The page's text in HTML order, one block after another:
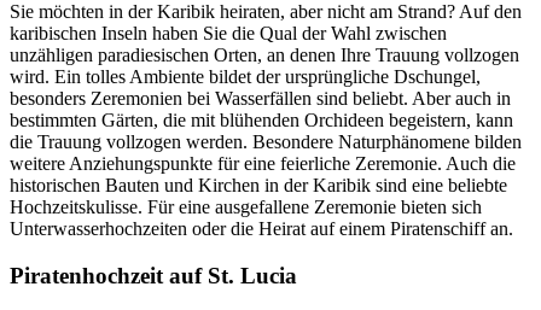
Sie möchten in der Karibik heiraten, aber nicht am Strand? Auf den
karibischen Inseln haben Sie die Qual der Wahl zwischen
unzähligen paradiesischen Orten, an denen Ihre Trauung vollzogen
wird. Ein tolles Ambiente bildet der ursprüngliche Dschungel,
besonders Zeremonien bei Wasserfällen sind beliebt. Aber auch in
bestimmten Gärten, die mit blühenden Orchideen begeistern, kann
die Trauung vollzogen werden. Besondere Naturphänomene bilden
weitere Anziehungspunkte für eine feierliche Zeremonie. Auch die
historischen Bauten und Kirchen in der Karibik sind eine beliebte
Hochzeitskulisse. Für eine ausgefallene Zeremonie bieten sich
Unterwasserhochzeiten oder die Heirat auf einem Piratenschiff an.
Piratenhochzeit auf St. Lucia